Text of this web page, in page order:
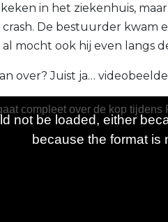
in het ziekenhuis,
crash. De bestuurder kwam
mocht ook hij even langs
over? Juist ja…